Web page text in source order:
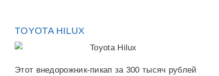
TOYOTA HILUX
Этот внедорожник-пикап за 300 тысяч рублей